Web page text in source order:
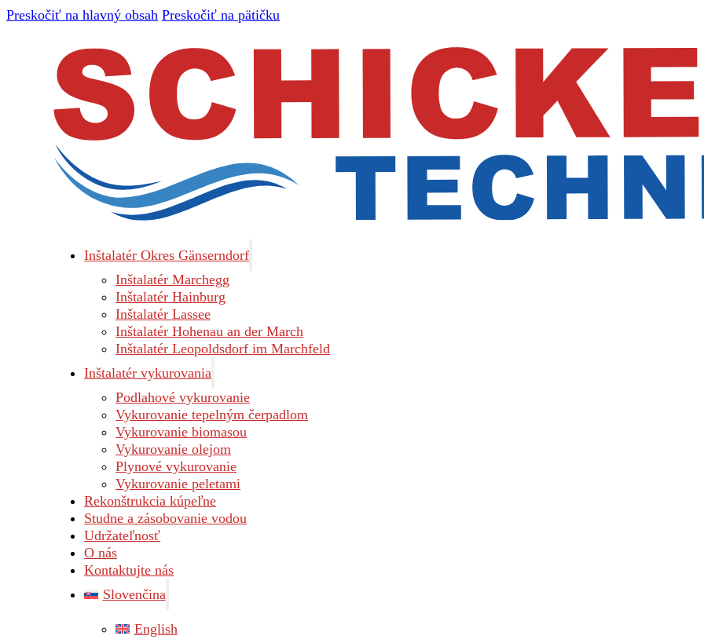
Preskočiť na hlavný obsah Preskočiť na pätičku
Inštalatér Okres Gänserndorf
Inštalatér Marchegg
Inštalatér Hainburg
Inštalatér Lassee
Inštalatér Hohenau an der March
Inštalatér Leopoldsdorf im Marchfeld
Inštalatér vykurovania
Podlahové vykurovanie
Vykurovanie tepelným čerpadlom
Vykurovanie biomasou
Vykurovanie olejom
Plynové vykurovanie
Vykurovanie peletami
Rekonštrukcia kúpeľne
Studne a zásobovanie vodou
Udržateľnosť
O nás
Kontaktujte nás
Slovenčina
English